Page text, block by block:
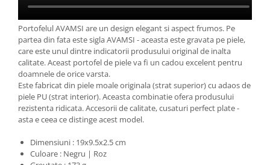
Portofelul AVAMSI are un design elegant si aspect frumos. Pe
partea din fata este sigla AVAMSI - aceasta este gravata pe piele,
care este unul dintre indicatorii produsului original de inalta
calitate. Aceast portofel de piele va fi un cadou excelent pentru
doamnele de orice varsta.
Este fabricat din piele moale originala (strat superior) cu adaos de
piele PU (strat interior). Aceasta combinatie ofera produsului
rezistenta ridicata. Accesorii de calitate, cusaturi perfect plate -
asta e ceea ce distinge acest model.
Dimensiuni : 19x9.5x2.5 cm
Culoare : Negru | Roz